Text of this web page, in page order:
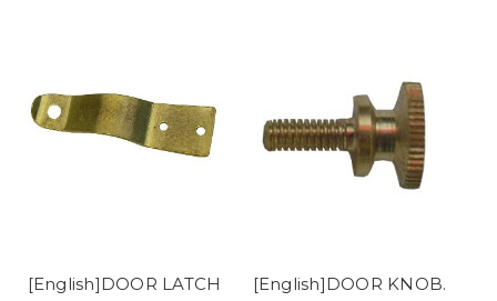
[English]DOOR LATCH
[English]DOOR KNOB.